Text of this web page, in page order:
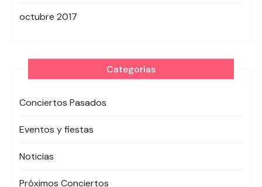
octubre 2017
Categorías
Conciertos Pasados
Eventos y fiestas
Noticias
Próximos Conciertos